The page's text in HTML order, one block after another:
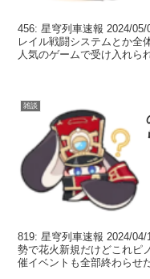
456: 星穹列車速報 2024/
レイル戦闘システムとか全
人気のゲームで受け入れら
雑談
819: 星穹列車速報 2024/
勢で花火新規だけどこれピ
催イベントも全部終わらせ